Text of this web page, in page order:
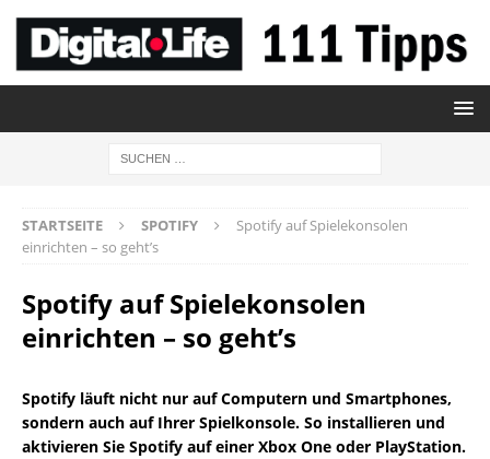
STARTSEITE SPOTIFY
Spotify auf Spielekonsolen
einrichten – so geht’s
Spotify auf Spielekonsolen
einrichten – so geht’s
Spotify läuft nicht nur auf Computern und Smartphones,
sondern auch auf Ihrer Spielkonsole. So installieren und
aktivieren Sie Spotify auf einer Xbox One oder PlayStation.